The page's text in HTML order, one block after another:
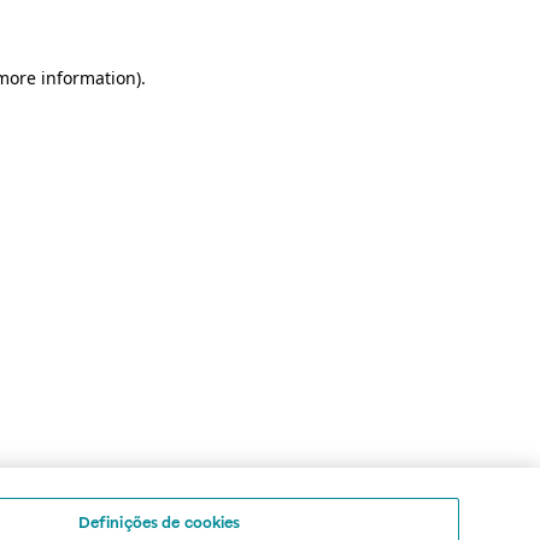
information).
Definições de cookies